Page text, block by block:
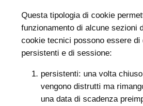
Questa tipologia di cookie
funzionamento di alcune sezioni
cookie tecnici possono essere di
persistenti e di sessione:
persistenti: una volta
vengono distrutti ma
una data di scadenza